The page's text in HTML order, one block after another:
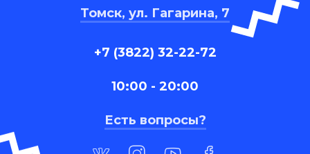
Томск, ул. Гагарина, 7
+7 (3822) 32-22-72
10:00 - 20:00
Есть вопросы?